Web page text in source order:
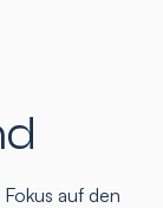
auf den